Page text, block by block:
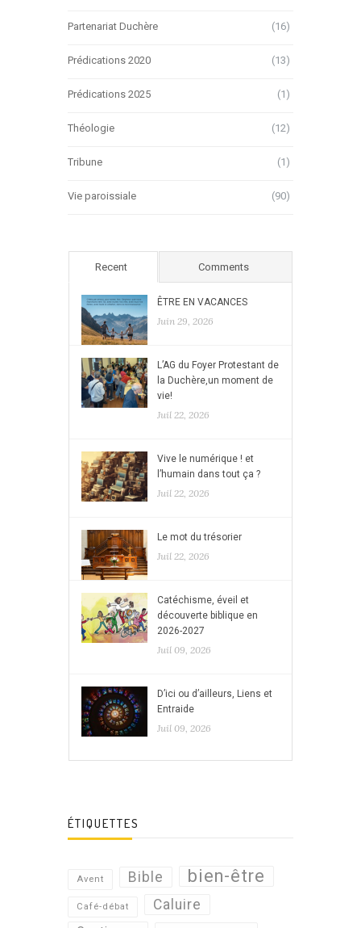
Partenariat Duchère (16)
Prédications 2020 (13)
Prédications 2025 (1)
Théologie (12)
Tribune (1)
Vie paroissiale (90)
Recent Comments
ÊTRE EN VACANCES
Juin 29, 2026
L’AG du Foyer Protestant de
la Duchère,un moment de
vie!
Juil 22, 2026
Vive le numérique ! et
l’humain dans tout ça ?
Juil 22, 2026
Le mot du trésorier
Juil 22, 2026
Catéchisme, éveil et
découverte biblique en
2026-2027
Juil 09, 2026
D’ici ou d’ailleurs, Liens et
Entraide
Juil 09, 2026
ÉTIQUETTES
Avent Bible bien-être
Café-débat Caluire